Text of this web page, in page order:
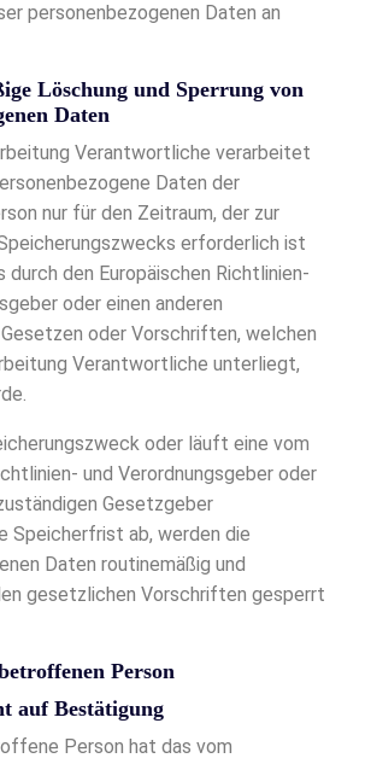
personenbezogenen Daten an
Löschung und Sperrung von
Daten
Verantwortliche verarbeitet
Daten der
nur für den Zeitraum, der zur
erforderlich ist
durch den Europäischen Richtlinien-
oder einen anderen
oder Vorschriften, welchen
Verantwortliche unterliegt,
oder läuft eine vom
und Verordnungsgeber oder
Gesetzgeber
Speicherfrist ab, werden die
Daten routinemäßig und
gesetzlichen Vorschriften gesperrt
Person
auf Bestätigung
Person hat das vom